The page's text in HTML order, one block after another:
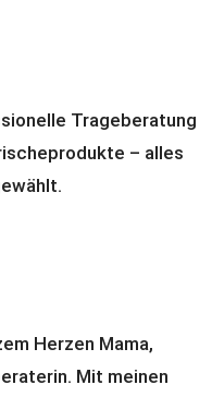
Trageberatung
– alles
Herzen Mama,
Mit meinen